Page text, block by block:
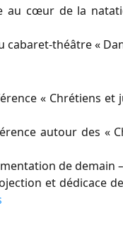
au cœur de la
cabaret-théâtre «
« Chrétiens et
autour des «
de demain –
et dédicace